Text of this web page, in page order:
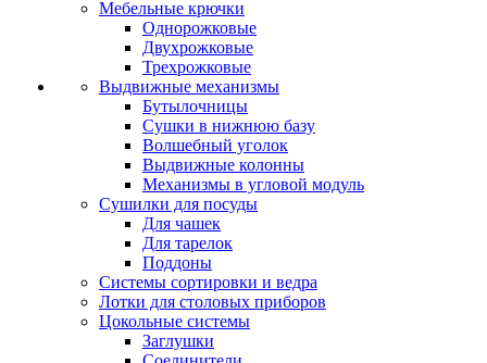
Мебельные крючки
Однорожковые
Двухрожковые
Трехрожковые
Выдвижные механизмы
Бутылочницы
Сушки в нижнюю базу
Волшебный уголок
Выдвижные колонны
Механизмы в угловой модуль
Сушилки для посуды
Для чашек
Для тарелок
Поддоны
Системы сортировки и ведра
Лотки для столовых приборов
Цокольные системы
Заглушки